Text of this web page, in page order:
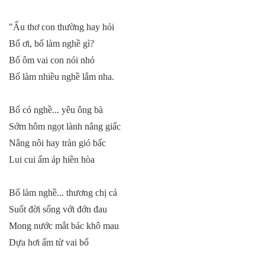
"Ấu thơ con thường hay hỏi
Bố ơi, bố làm nghề gì?
Bố ôm vai con nói nhỏ
Bố làm nhiều nghề lắm nha.
Bố có nghề... yêu ông bà
Sớm hôm ngọt lành nâng giấc
Nắng nôi hay tràn gió bấc
Lui cui ấm áp hiền hòa
Bố làm nghề... thương chị cả
Suốt đời sống với đớn đau
Mong nước mắt bác khô mau
Dựa hơi ấm từ vai bố